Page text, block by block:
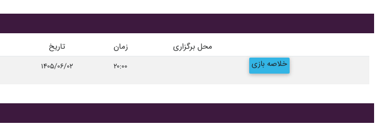
تاریخ زمان محل برگزاری
۱۴۰۵/۰۶/۰۲ ۲۰:۰۰ خلاصه بازی